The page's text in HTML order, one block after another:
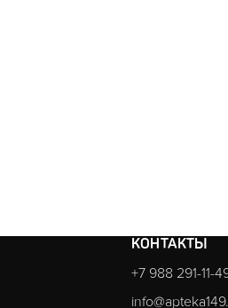
КОНТАКТЫ
+7 988 291-11-